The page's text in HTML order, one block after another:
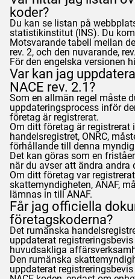
koder?
Du kan se listan på
statistikinstitut (INS). Du
Motsvarande tabell mellan
rev. 2, och den nuvarande,
För den engelska versionen
Var kan jag
NACE rev. 2.1?
Som en allmän regel måste
uppdateringsprocess inför
företag är registrerat.
Om ditt företag är registrerat
handelsregistret, ONRC,
förhållande till denna
Det kan göras som en
när du avser att ändra andra
Om ditt företag var
skattemyndigheten, ANAF,
lämnas in till ANAF.
Får jag officiella
företagskoderna?
Det rumänska
uppdaterat
huvudsakliga
Den rumänska
uppdaterat